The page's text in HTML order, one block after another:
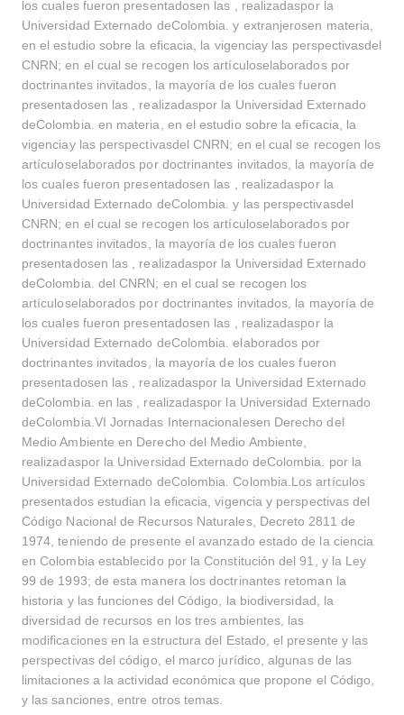
Buscar
los cuales fueron presentadosen las , realizadaspor la
Universidad Externado deColombia. y extranjerosen materia,
en el estudio sobre la eficacia, la vigenciay las perspectivasdel
CNRN; en el cual se recogen los artículoselaborados por
doctrinantes invitados, la mayoría de los cuales fueron
presentadosen las , realizadaspor la Universidad Externado
deColombia. en materia, en el estudio sobre la eficacia, la
vigenciay las perspectivasdel CNRN; en el cual se recogen los
artículoselaborados por doctrinantes invitados, la mayoría de
los cuales fueron presentadosen las , realizadaspor la
Universidad Externado deColombia. y las perspectivasdel
CNRN; en el cual se recogen los artículoselaborados por
doctrinantes invitados, la mayoría de los cuales fueron
presentadosen las , realizadaspor la Universidad Externado
deColombia. del CNRN; en el cual se recogen los
artículoselaborados por doctrinantes invitados, la mayoría de
los cuales fueron presentadosen las , realizadaspor la
Universidad Externado deColombia. elaborados por
doctrinantes invitados, la mayoría de los cuales fueron
presentadosen las , realizadaspor la Universidad Externado
deColombia. en las , realizadaspor la Universidad Externado
deColombia.VI Jornadas Internacionalesen Derecho del
Medio Ambiente en Derecho del Medio Ambiente,
realizadaspor la Universidad Externado deColombia. por la
Universidad Externado deColombia. Colombia.Los artículos
presentados estudian la eficacia, vigencia y perspectivas del
Código Nacional de Recursos Naturales, Decreto 2811 de
1974, teniendo de presente el avanzado estado de la ciencia
en Colombia establecido por la Constitución del 91, y la Ley
99 de 1993; de esta manera los doctrinantes retoman la
historia y las funciones del Código, la biodiversidad, la
diversidad de recursos en los tres ambientes, las
modificaciones en la estructura del Estado, el presente y las
perspectivas del código, el marco jurídico, algunas de las
limitaciones a la actividad económica que propone el Código,
y las sanciones, entre otros temas.